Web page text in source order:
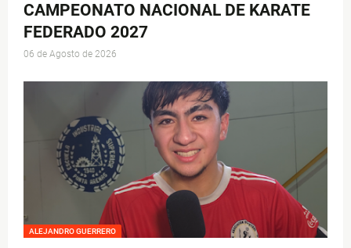
CAMPEONATO NACIONAL DE KARATE
FEDERADO 2027
06 de Agosto de 2026
ALEJANDRO GUERRERO